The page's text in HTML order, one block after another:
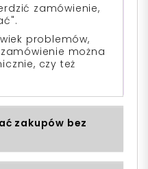
zamówienie,
problemów,
można
czy też
zakupów bez